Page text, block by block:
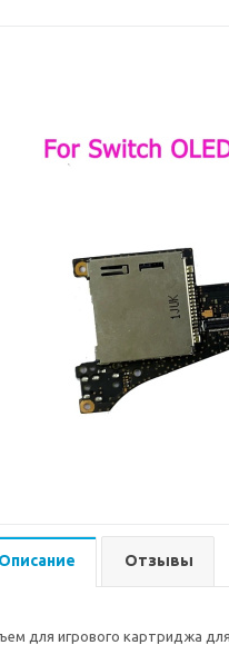
Описание Отзывы
для игрового картриджа